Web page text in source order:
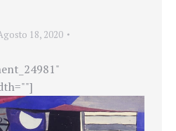
18, 2020